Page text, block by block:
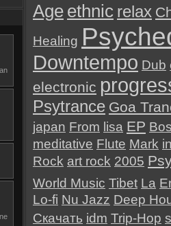
Age ethnic relax
Healing
Downtempo Dub
electronic
Psytrance Goa
japan From lisa EP
meditative Flute Mark
Rock art rock 2005
World Music Tibet La
Lo-fi Nu Jazz Deep
Скачать idm Trip-Hop